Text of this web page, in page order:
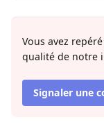
Vous avez
qualité de notre
Signaler une